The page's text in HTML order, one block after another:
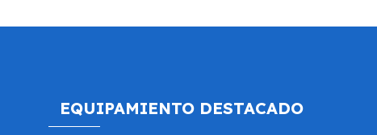
EQUIPAMIENTO DESTACADO